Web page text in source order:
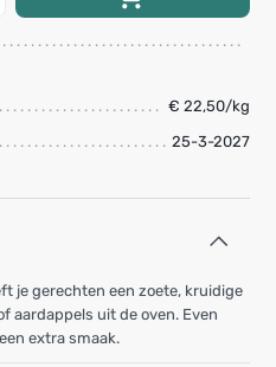
€ 22,50/kg
25-3-2027
je gerechten een zoete, kruidige
aardappels uit de oven. Even
extra smaak.